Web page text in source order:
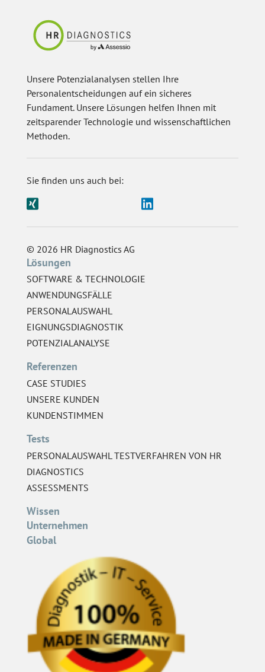
Unsere Potenzialanalysen stellen Ihre
Personalentscheidungen auf ein sicheres
Fundament. Unsere Lösungen helfen Ihnen mit
zeitsparender Technologie und wissenschaftlichen
Methoden.
Sie finden uns auch bei:
© 2026 HR Diagnostics AG
Lösungen
SOFTWARE & TECHNOLOGIE
ANWENDUNGSFÄLLE
PERSONALAUSWAHL
EIGNUNGSDIAGNOSTIK
POTENZIALANALYSE
Referenzen
CASE STUDIES
UNSERE KUNDEN
KUNDENSTIMMEN
Tests
PERSONALAUSWAHL TESTVERFAHREN VON HR
DIAGNOSTICS
ASSESSMENTS
Wissen
Unternehmen
Global